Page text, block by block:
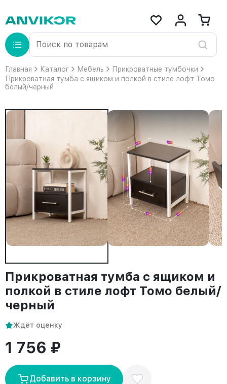
Главная Каталог Мебель
Прикроватные тумбочки
Прикроватная тумба с ящиком и полкой в стиле лофт Томо
белый/черный
Прикроватная тумба с ящиком и
полкой в стиле лофт Томо белый/
черный
Ждёт оценку
1 756 ₽
Добавить в корзину